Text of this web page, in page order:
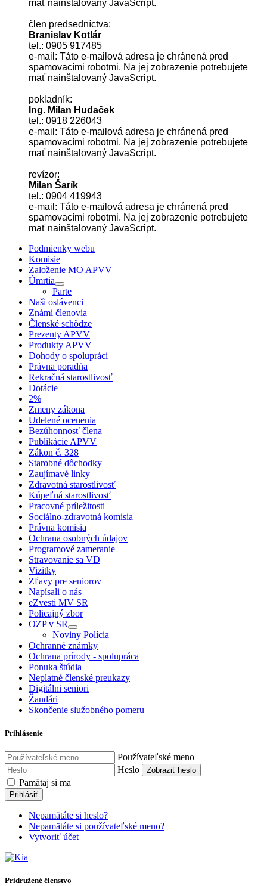
mať nainštalovaný JavaScript.
člen predsedníctva:
Branislav Kotlár
tel.: 0905 917485
e-mail: Táto e-mailová adresa je chránená pred
spamovacími robotmi. Na jej zobrazenie potrebujete
mať nainštalovaný JavaScript.
pokladník:
Ing. Milan Hudaček
tel.: 0918 226043
e-mail: Táto e-mailová adresa je chránená pred
spamovacími robotmi. Na jej zobrazenie potrebujete
mať nainštalovaný JavaScript.
revízor:
Milan Šarík
tel.: 0904 419943
e-mail: Táto e-mailová adresa je chránená pred
spamovacími robotmi. Na jej zobrazenie potrebujete
mať nainštalovaný JavaScript.
Podmienky webu
Komisie
Založenie MO APVV
Úmrtia
Parte
Naši oslávenci
Známi členovia
Členské schôdze
Prezenty APVV
Produkty APVV
Dohody o spolupráci
Právna poradňa
Rekračná starostlivosť
Dotácie
2%
Zmeny zákona
Udelené ocenenia
Bezúhonnosť člena
Publikácie APVV
Zákon č. 328
Starobné dôchodky
Zaujímavé linky
Zdravotná starostlivosť
Kúpeľná starostlivosť
Pracovné príležitosti
Sociálno-zdravotná komisia
Právna komisia
Ochrana osobných údajov
Programové zameranie
Stravovanie sa VD
Vizitky
Zľavy pre seniorov
Napísali o nás
eZvesti MV SR
Policajný zbor
OZP v SR
Noviny Polícia
Ochranné známky
Ochrana prírody - spolupráca
Ponuka štúdia
Neplatné členské preukazy
Digitálni seniori
Žandári
Skončenie služobného pomeru
Prihlásenie
Používateľské meno
Heslo
Zobraziť heslo
Pamätaj si ma
Prihlásiť
Nepamätáte si heslo?
Nepamätáte si používateľské meno?
Vytvoriť účet
Pridružené členstvo